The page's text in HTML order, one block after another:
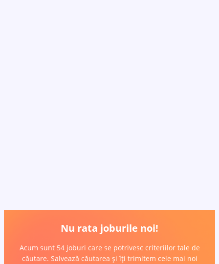
Nu rata joburile noi!
Acum sunt 54 joburi care se potrivesc criteriilor tale de
căutare. Salvează căutarea și îți trimitem cele mai noi